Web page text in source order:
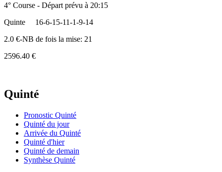
4° Course - Départ prévu à 20:15
Quinte
16-6-15-11-1-9-14
2.0 €-NB de fois la mise: 21
2596.40 €
Quinté
Pronostic Quinté
Quinté du jour
Arrivée du Quinté
Quinté d'hier
Quinté de demain
Synthèse Quinté